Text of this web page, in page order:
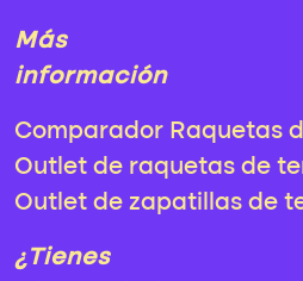
Más
información
Comparador Raquetas
Outlet de raquetas de
Outlet de zapatillas de
¿Tienes